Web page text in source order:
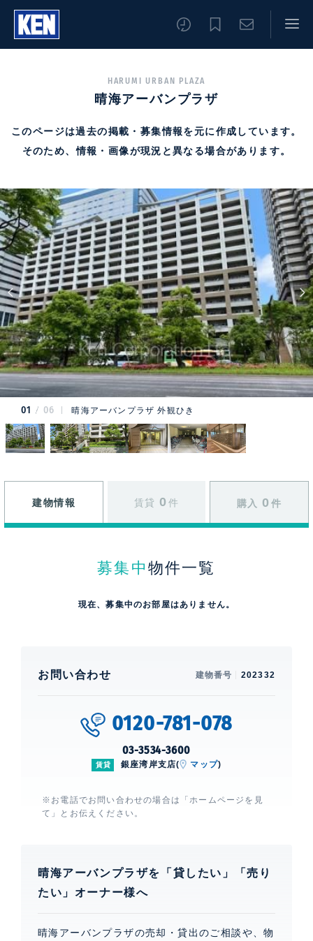
HARUMI URBAN PLAZA
晴海アーバンプラザ
このページは過去の掲載・募集情報を元に作成しています。
そのため、情報・画像が現況と異なる場合があります。
01 06 晴海アーバンプラザ 外観ひき
建物情報 賃貸 0 件 購入 0 件
募集中 物件一覧
現在、募集中のお部屋はありません。
お問い合わせ 建物番号 202332
0120-781-078
03-3534-3600
賃貸 銀座湾岸支店( マップ)
※お電話でお問い合わせの場合は「ホームページを見
て」とお伝えください。
晴海アーバンプラザを「貸したい」「売り
たい」オーナー様へ
晴海アーバンプラザの売却・貸出のご相談や、物